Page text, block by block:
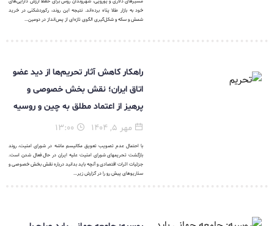
خود به بازار طلا پناه برده‌اند. نتیجه این روند، رکوردشکنی در خرید
شمش و سکه و شکل‌گیری الگوی تازه‌ای از پس‌انداز در دومین...
راهکار کاهش آثار تحریم‌ها از دید عضو
اتاق ایران؛ نقش بخش خصوصی و
پرهیز از اعتماد مطلق به چین و روسیه
مهر ۵, ۱۴۰۴
با احتمال عدم تصویب تعویق مکانیسم ماشه در شورای امنیت، روند
بازگشت تحریمهای شورای امنیت علیه ایران در حال فعال شدن است.
جزئیات اثرات اقتصادی و آنچه باید بدانید درباره نقش بخش خصوصی و
سناریوهای پیش رو را در گزارش زیر...